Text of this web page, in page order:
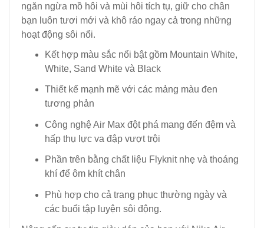
ngăn ngừa mồ hôi và mùi hôi tích tụ, giữ cho chân
bạn luôn tươi mới và khô ráo ngay cả trong những
hoạt động sôi nổi.
Kết hợp màu sắc nổi bật gồm Mountain White,
White, Sand White và Black
Thiết kế mạnh mẽ với các mảng màu đen
tương phản
Công nghệ Air Max đột phá mang đến đệm và
hấp thụ lực va đập vượt trội
Phần trên bằng chất liệu Flyknit nhẹ và thoáng
khí để ôm khít chân
Phù hợp cho cả trang phục thường ngày và
các buổi tập luyện sôi động.